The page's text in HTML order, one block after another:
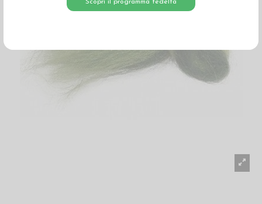
Scopri il programma fedeltà